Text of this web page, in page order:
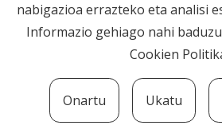
nabigazioa errazteko eta analisi
Informazio gehiago nahi
Cookien
Onartu Ukatu